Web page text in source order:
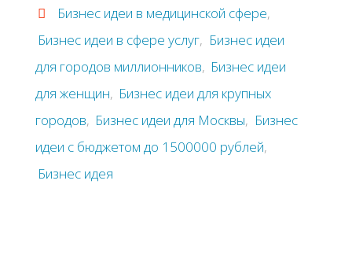
Бизнес идеи в медицинской сфере,
Бизнес идеи в сфере услуг, Бизнес идеи
для городов миллионников, Бизнес идеи
для женщин, Бизнес идеи для крупных
городов, Бизнес идеи для Москвы, Бизнес
идеи с бюджетом до 1500000 рублей,
Бизнес идея